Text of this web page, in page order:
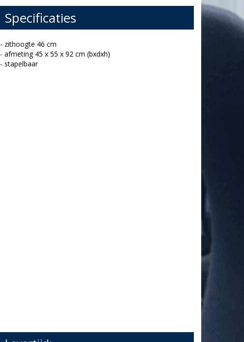
Specificaties
- zithoogte 46 cm
- afmeting 45 x 55 x 92 cm (bxdxh)
- stapelbaar